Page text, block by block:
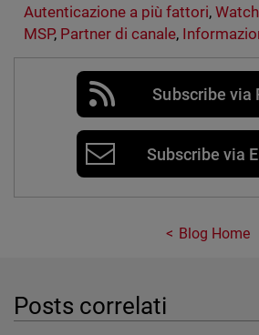
Autenticazione a più fattori,
MSP, Partner di canale,
Subscribe via
Subscribe via
Blog Home
Posts correlati